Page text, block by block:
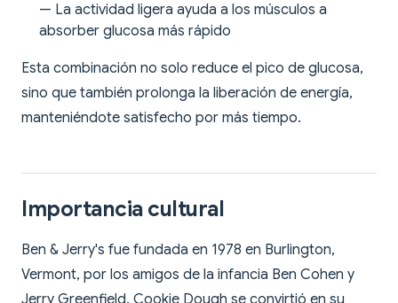
— La actividad ligera ayuda a los músculos a
absorber glucosa más rápido
Esta combinación no solo reduce el pico de glucosa,
sino que también prolonga la liberación de energía,
manteniéndote satisfecho por más tiempo.
Importancia cultural
Ben & Jerry's fue fundada en 1978 en Burlington,
Vermont, por los amigos de la infancia Ben Cohen y